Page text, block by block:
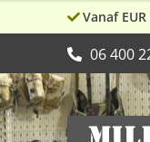
Vanaf
06 400
Ga
Ga